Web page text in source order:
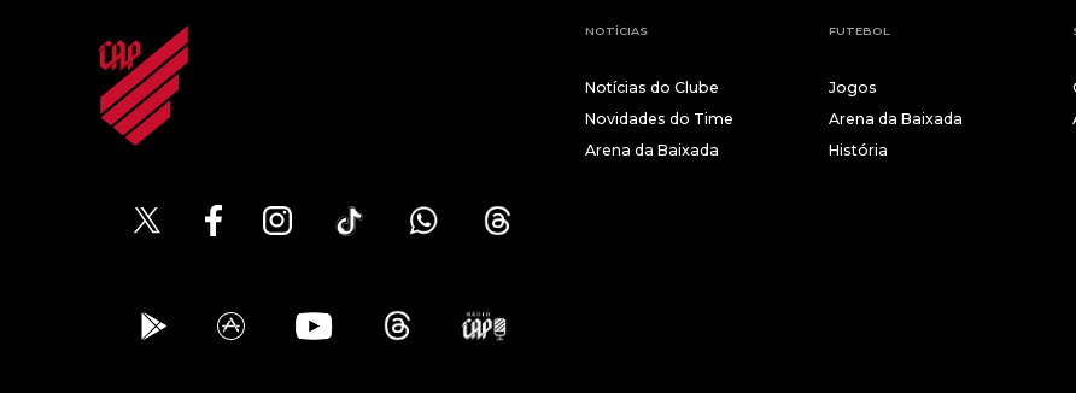
NOTÍCIAS
Notícias do Clube
Novidades do Time
Arena da Baixada
FUTEBOL
Jogos
Arena da Baixada
História